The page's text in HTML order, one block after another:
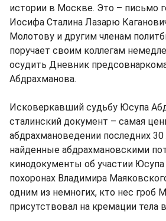
истории в Москве. Это – письмо
Иосифа Сталина Лазарю
Молотову и другим членам
поручает своим коллегам
осудить Дневник
Абдрахманова.
Исковеркавший судьбу Юсупа
сталинский документ – самая
абдрахмановедении последних 30
найденные абдрахмановскими
кинодокументы об участии
похоронах Владимира
одним из немногих, кто нес гроб
присутствовал на кремации тела